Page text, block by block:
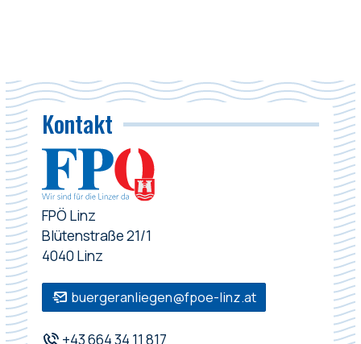
Kontakt
FPÖ Linz
Blütenstraße 21/1
4040 Linz
buergeranliegen@fpoe-linz.at
+43 664 34 11 817